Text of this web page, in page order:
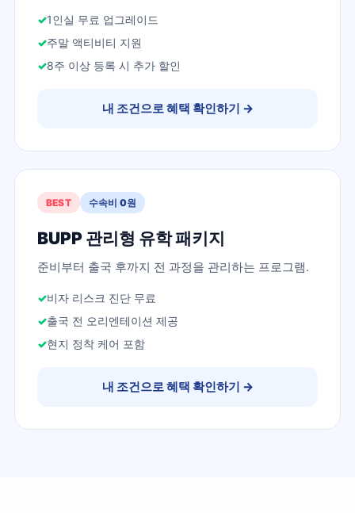
1인실 무료 업그레이드
주말 액티비티 지원
8주 이상 등록 시 추가 할인
내 조건으로 혜택 확인하기 →
BEST 수속비 0원
BUPP 관리형 유학 패키지
준비부터 출국 후까지 전 과정을 관리하는 프로그램.
비자 리스크 진단 무료
출국 전 오리엔테이션 제공
현지 정착 케어 포함
내 조건으로 혜택 확인하기 →